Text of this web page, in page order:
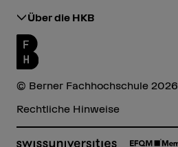
Über die HKB
© Berner Fachhochschule 2026
Rechtliche Hinweise